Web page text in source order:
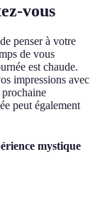
vous
penser à votre
de vous
est chaude.
impressions avec
prochaine
peut également
mystique